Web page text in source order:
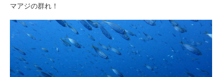
マアジの群れ！